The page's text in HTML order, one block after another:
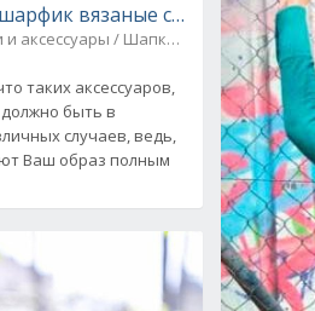
вязаные спицами
и аксессуары / Шапки, шарфы, шали,
таких аксессуаров,
быть в
случаев, ведь,
Ваш образ полным